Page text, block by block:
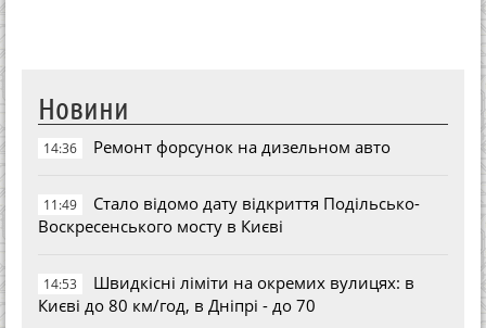
Новини
14:36 Ремонт форсунок на дизельном авто
11:49
Стало відомо дату відкриття Подільсько-
Воскресенського мосту в Києві
14:53
Швидкісні ліміти на окремих вулицях: в
Києві до 80 км/год, в Дніпрі - до 70